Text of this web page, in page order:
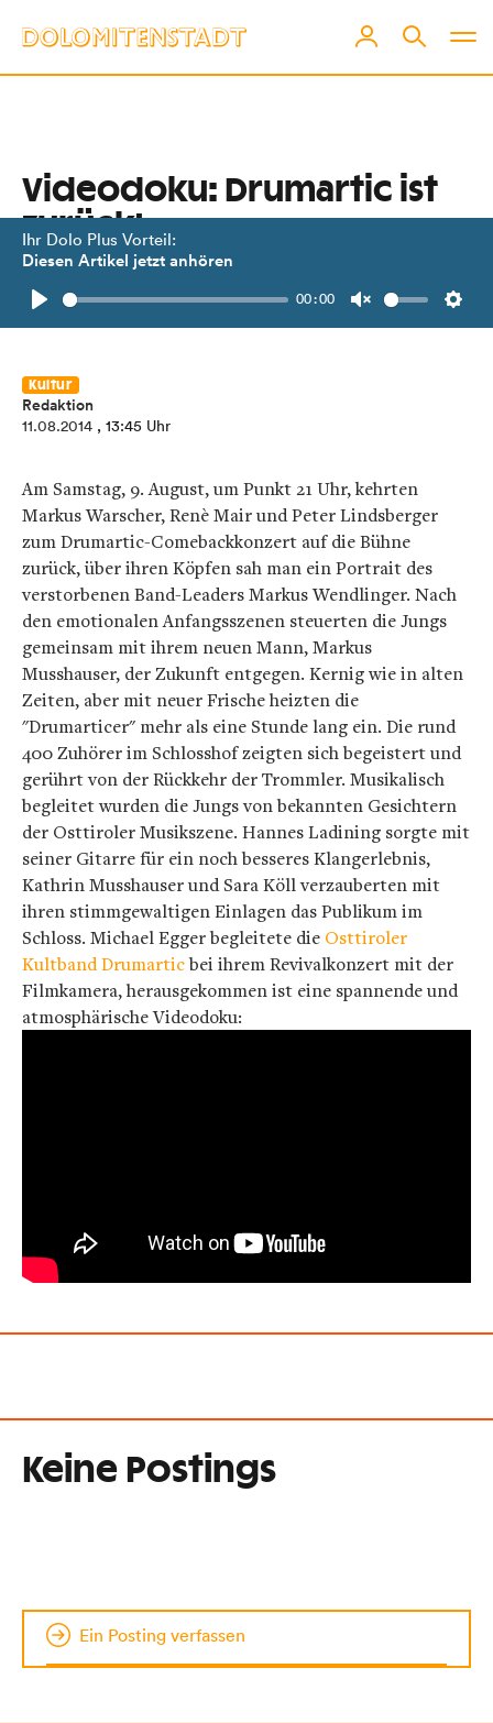
Ihr Dolo Plus Vorteil:
Diesen Artikel jetzt anhören
Play
00:00
Unmute
Videodoku: Drumartic ist
zurück!
Die emotionale Rückkehr der
Osttiroler Paradedrummer.
Kultur
Redaktion
11.08.2014 , 13:45 Uhr
Am Samstag, 9. August, um Punkt 21 Uhr, kehrten
Markus Warscher, Renè Mair und Peter Lindsberger
zum Drumartic-Comebackkonzert auf die Bühne
zurück, über ihren Köpfen sah man ein Portrait des
verstorbenen Band-Leaders Markus Wendlinger. Nach
den emotionalen Anfangsszenen steuerten die Jungs
gemeinsam mit ihrem neuen Mann, Markus
Musshauser, der Zukunft entgegen. Kernig wie in alten
Zeiten, aber mit neuer Frische heizten die
"Drumarticer" mehr als eine Stunde lang ein. Die rund
400 Zuhörer im Schlosshof zeigten sich begeistert und
gerührt von der Rückkehr der Trommler. Musikalisch
begleitet wurden die Jungs von bekannten Gesichtern
der Osttiroler Musikszene. Hannes Ladining sorgte mit
seiner Gitarre für ein noch besseres Klangerlebnis,
Kathrin Musshauser und Sara Köll verzauberten mit
ihren stimmgewaltigen Einlagen das Publikum im
Schloss. Michael Egger begleitete die Osttiroler
Kultband Drumarticbei ihrem Revivalkonzert mit der
Filmkamera, herausgekommen ist eine spannende und
atmosphärische Videodoku:
Keine Postings
Ein Posting verfassen